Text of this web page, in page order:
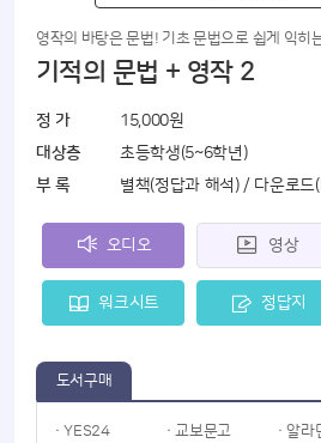
영작의 바탕은 문법! 기초 문법으로 쉽게 익히
기적의 문법 + 영작 2
정 가
15,000원
대상층
초등학생(5~6학년)
부 록
별책(정답과 해석) / 다운로드
오디오 영상
워크시트 정답지
도서구매
· YES24 · 교보문고 · 알라